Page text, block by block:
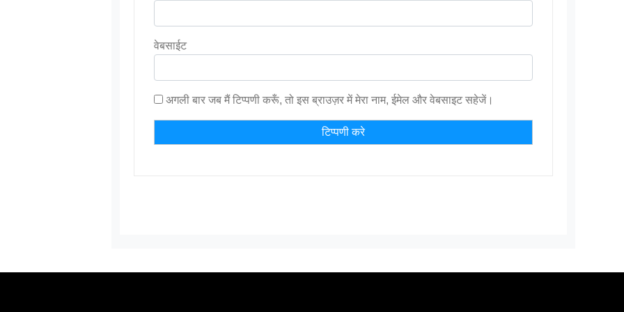
वेबसाईट
अगली बार जब मैं टिप्पणी करूँ, तो इस ब्राउज़र में मेरा नाम, ईमेल और वेबसाइट सहेजें।